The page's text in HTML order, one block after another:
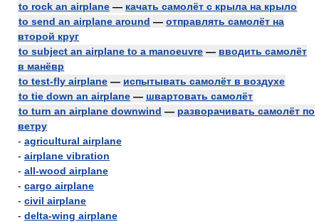
to rock an airplane — качать самолёт с крыла на крыло
to send an airplane around — отправлять самолёт на
второй круг
to subject an airplane to a manoeuvre — вводить самолёт
в манёвр
to test-fly airplane — испытывать самолёт в воздухе
to tie down an airplane — швартовать самолёт
to turn an airplane downwind — разворачивать самолёт по
ветру
- agricultural airplane
- airplane vibration
- all-wood airplane
- cargo airplane
- civil airplane
- delta-wing airplane